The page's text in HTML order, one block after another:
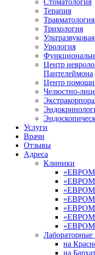
Терапия
Трихология
Урология
Центр
Пантелеймона
Центр
Челюстно-
Услуги
Врачи
Отзывы
Адреса
Клиники
Лабораторные
на
на